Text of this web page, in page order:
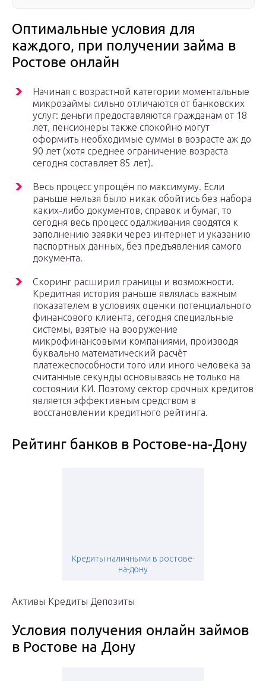
Оптимальные условия для
каждого, при получении займа в
Ростове онлайн
Начиная с возрастной категории моментальные
микрозаймы сильно отличаются от банковских
услуг: деньги предоставляются гражданам от 18
лет, пенсионеры также спокойно могут
оформить необходимые суммы в возрасте аж до
90 лет (хотя среднее ограничение возраста
сегодня составляет 85 лет).
Весь процесс упрощён по максимуму. Если
раньше нельзя было никак обойтись без набора
каких-либо документов, справок и бумаг, то
сегодня весь процесс одалживания сводятся к
заполнению заявки через интернет и указанию
паспортных данных, без предъявления самого
документа.
Скоринг расширил границы и возможности.
Кредитная история раньше являлась важным
показателем в условиях оценки потенциального
финансового клиента, сегодня специальные
системы, взятые на вооружение
микрофинансовыми компаниями, производя
буквально математический расчёт
платежеспособности того или иного человека за
считанные секунды основываясь не только на
состоянии КИ. Поэтому сектор срочных кредитов
является эффективным средством в
восстановлении кредитного рейтинга.
Рейтинг банков в Ростове-на-Дону
Кредиты наличными в ростове-
на-дону
Активы Кредиты Депозиты
Условия получения онлайн займов
в Ростове на Дону